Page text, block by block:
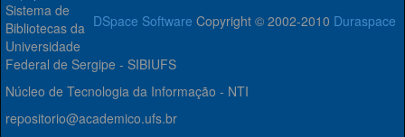
DSpace Software Copyright © 2002-2010 Duraspace
Sistema de
Bibliotecas da
Universidade
Federal de Sergipe - SIBIUFS
Núcleo de Tecnologia da Informação - NTI
repositorio@academico.ufs.br